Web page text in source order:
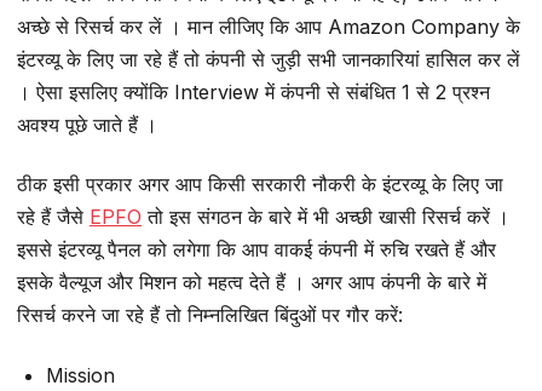
अच्छे से रिसर्च कर लें । मान लीजिए कि आप Amazon Company के
इंटरव्यू के लिए जा रहे हैं तो कंपनी से जुड़ी सभी जानकारियां हासिल कर लें
। ऐसा इसलिए क्योंकि Interview में कंपनी से संबंधित 1 से 2 प्रश्न
अवश्य पूछे जाते हैं ।
ठीक इसी प्रकार अगर आप किसी सरकारी नौकरी के इंटरव्यू के लिए जा
रहे हैं जैसे EPFO तो इस संगठन के बारे में भी अच्छी खासी रिसर्च करें ।
इससे इंटरव्यू पैनल को लगेगा कि आप वाकई कंपनी में रुचि रखते हैं और
इसके वैल्यूज और मिशन को महत्व देते हैं । अगर आप कंपनी के बारे में
रिसर्च करने जा रहे हैं तो निम्नलिखित बिंदुओं पर गौर करें:
Mission